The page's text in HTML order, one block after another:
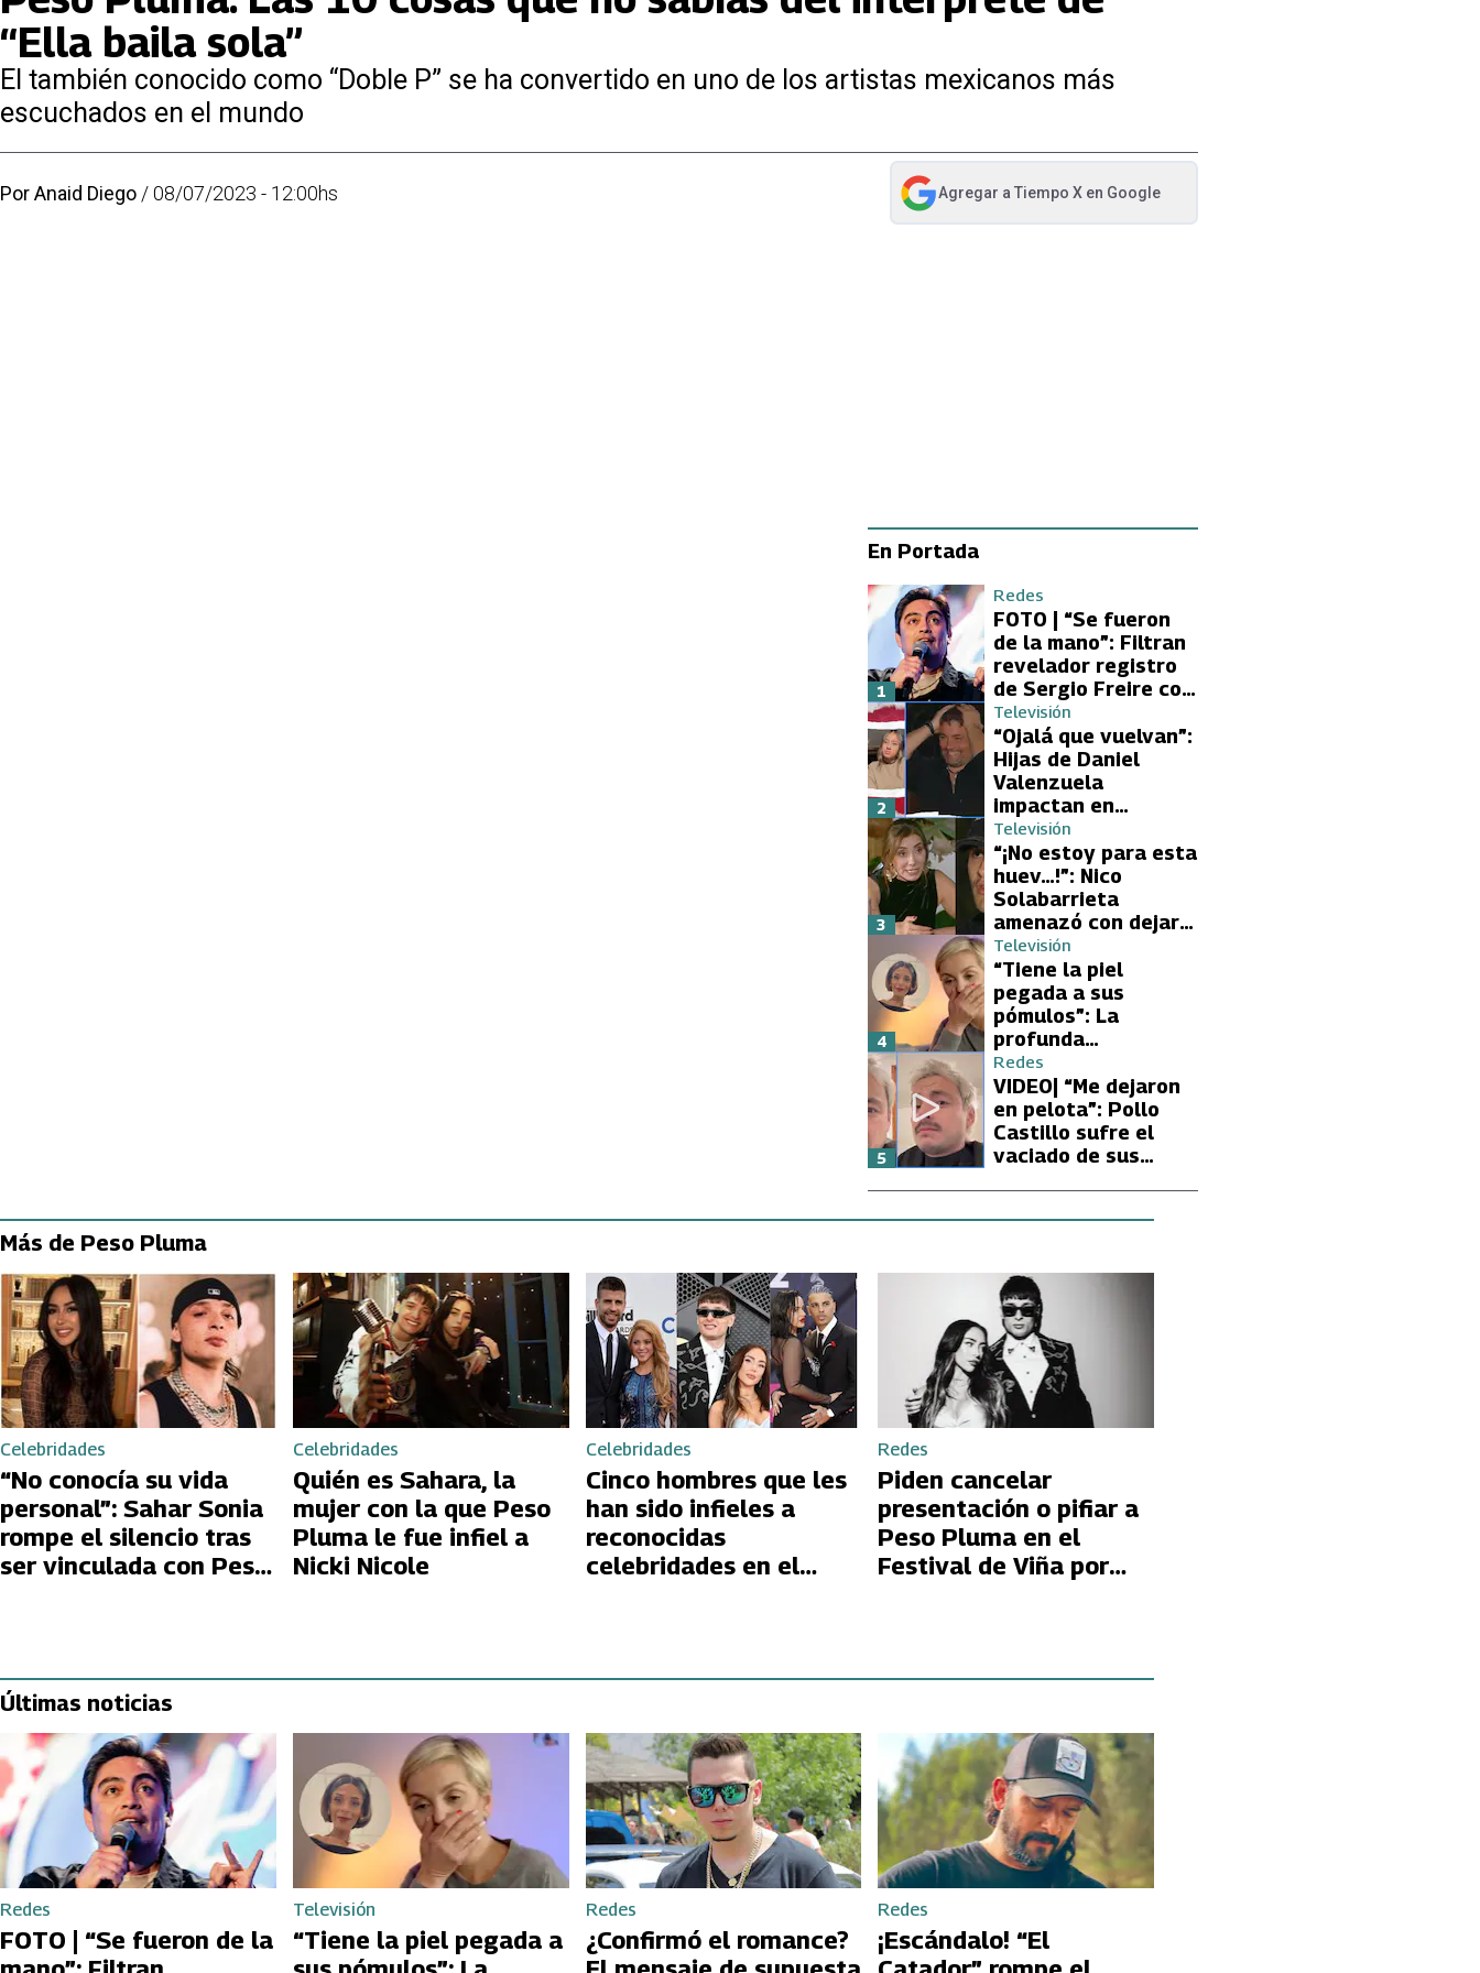
“Ella baila sola”
El también conocido como “Doble P” se ha convertido en uno de los artistas mexicanos más
escuchados en el mundo
PorAnaid Diego /08/07/2023 - 12:00hs Agregar a Tiempo Xen Google
abre en nueva pestaña
En Portada
Redes
FOTO | “Se fueron
de la mano”: Filtran
revelador registro
de Sergio Freire con
supuesta nueva
conquista
1
Televisión
“Ojalá que vuelvan”:
Hijas de Daniel
Valenzuela
impactan en
Volverías con tu Ex
2 con directa
petición a su papá
sobre Yamila Reyna
2
Televisión
“¡No estoy para esta
huev…!”: Nico
Solabarrieta
amenazó con dejar
Volverías con tu Ex
tras encontrón con
Carmen Gloria
Arroyo
3
Televisión
“Tiene la piel
pegada a sus
pómulos”: La
profunda
preocupación de
Fran García-
Huidobro por la
extrema delgadez
de Kathy Orellana
4
Redes
VIDEO| “Me dejaron
en pelota”: Pollo
Castillo sufre el
vaciado de sus
5
Más de Peso Pluma
Celebridades
“No conocía su vida
personal”: Sahar Sonia
rompe el silencio tras
ser vinculada con Peso
Celebridades
Quién es Sahara, la
mujer con la que Peso
Pluma le fue infiel a
Nicki Nicole
Celebridades
Cinco hombres que les
han sido infieles a
reconocidas
celebridades en el
Redes
Piden cancelar
presentación o pifiar a
Peso Pluma en el
Festival de Viña por
Últimas noticias
Redes
FOTO | “Se fueron de la
Televisión
“Tiene la piel pegada a
Redes
¿Confirmó el romance?
Redes
¡Escándalo! “El